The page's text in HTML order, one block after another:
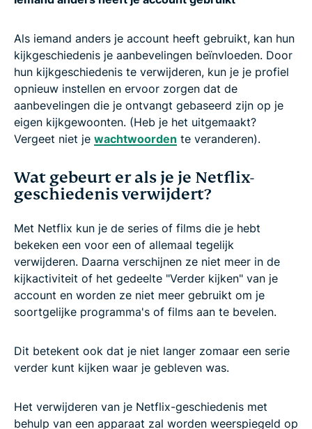
Als iemand anders je account heeft gebruikt, kan hun
kijkgeschiedenis je aanbevelingen beïnvloeden. Door
hun kijkgeschiedenis te verwijderen, kun je je profiel
opnieuw instellen en ervoor zorgen dat de
aanbevelingen die je ontvangt gebaseerd zijn op je
eigen kijkgewoonten. (Heb je het uitgemaakt?
Vergeet niet je wachtwoorden te veranderen).
Wat gebeurt er als je je Netflix-
geschiedenis verwijdert?
Met Netflix kun je de series of films die je hebt
bekeken een voor een of allemaal tegelijk
verwijderen. Daarna verschijnen ze niet meer in de
kijkactiviteit of het gedeelte "Verder kijken" van je
account en worden ze niet meer gebruikt om je
soortgelijke programma's of films aan te bevelen.
Dit betekent ook dat je niet langer zomaar een serie
verder kunt kijken waar je gebleven was.
Het verwijderen van je Netflix-geschiedenis met
behulp van een apparaat zal worden weerspiegeld op